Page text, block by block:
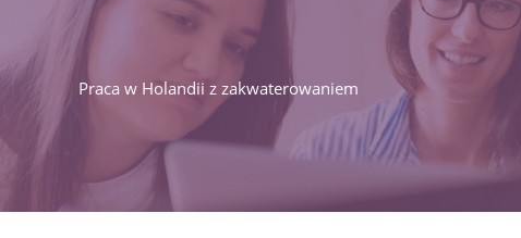
Praca w Holandii z zakwaterowaniem